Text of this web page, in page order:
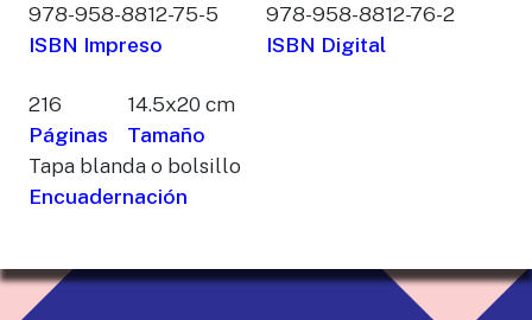
978-958-8812-75-5
ISBN Impreso
978-958-8812-76-2
ISBN Digital
216
Páginas
14.5x20 cm
Tamaño
Tapa blanda o bolsillo
Encuadernación